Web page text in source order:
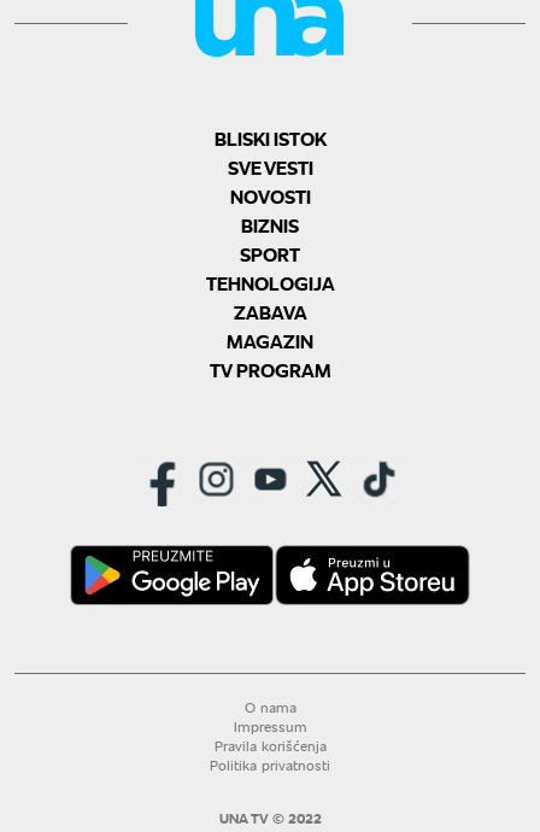
BLISKI ISTOK
SVE VESTI
NOVOSTI
BIZNIS
SPORT
TEHNOLOGIJA
ZABAVA
MAGAZIN
TV PROGRAM
O nama
Impressum
Pravila korišćenja
Politika privatnosti
UNA TV © 2022